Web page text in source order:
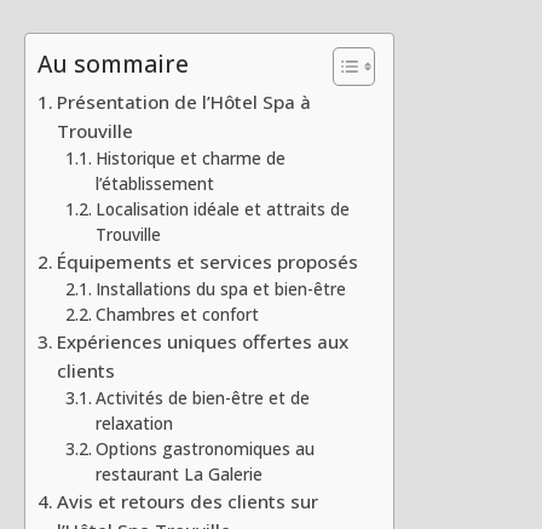
Au sommaire
Présentation de l’Hôtel Spa à
Trouville
Historique et charme de
l’établissement
Localisation idéale et attraits de
Trouville
Équipements et services proposés
Installations du spa et bien-être
Chambres et confort
Expériences uniques offertes aux
clients
Activités de bien-être et de
relaxation
Options gastronomiques au
restaurant La Galerie
Avis et retours des clients sur